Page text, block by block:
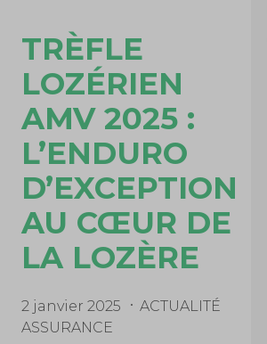
TRÈFLE
LOZÉRIEN
AMV 2025 :
L’ENDURO
D’EXCEPTION
AU CŒUR DE
LA LOZÈRE
2 janvier 2025
ACTUALITÉ
ASSURANCE